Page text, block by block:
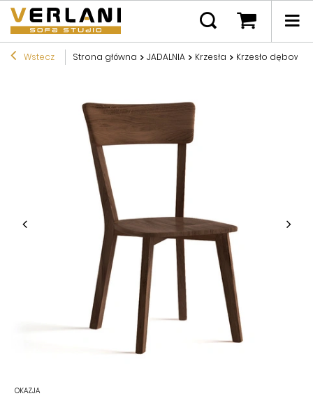
Wstecz Strona główna JADALNIA Krzesła Krzesło dębowe
OKAZJA